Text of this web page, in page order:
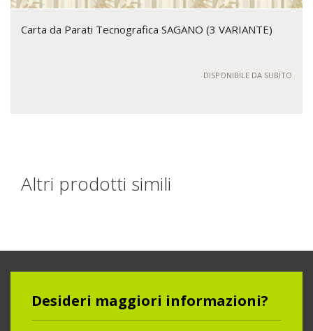
Carta da Parati Tecnografica SAGANO (3 VARIANTE)
DISPONIBILE DA SUBITO
Altri prodotti simili
Desideri maggiori informazioni?